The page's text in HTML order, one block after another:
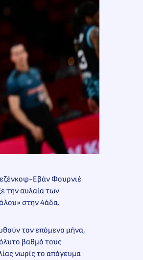
Εβάν Φουρνιέ
την αυλαία των
στην 4άδα.
τον επόμενο μήνα,
βαθμό τους
νωρίς το απόγευμα